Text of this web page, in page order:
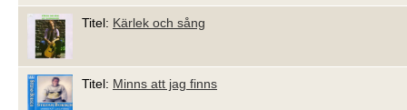
Titel: Kärlek och sång
Titel: Minns att jag finns